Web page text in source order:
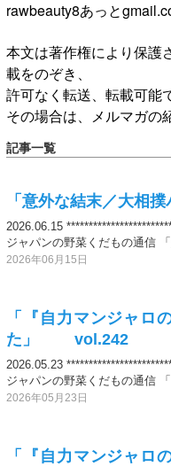
rawbeauty8あっと
本文は著作権により保護
載をのぞき、
許可なく転送、転載可能
その場合は、メルマガの
記事一覧
「意外な結末／大相
2026.06.15
ジャパンの野菜くだもの通信
2026年06月15日
「『自力マンジャロ
た」 vol.242
2026.05.23
ジャパンの野菜くだもの通信
2026年05月23日
「『自力マンジャロ